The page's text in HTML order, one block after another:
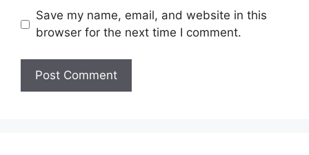
Save my name, email, and website in this
browser for the next time I comment.